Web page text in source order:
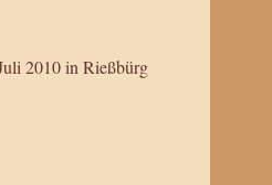
2010 in Rießbürg